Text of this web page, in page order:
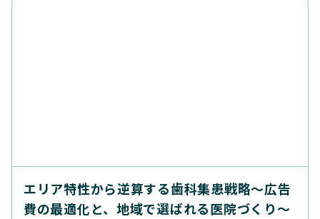
エリア特性から逆算する歯科集患戦略〜広告
費の最適化と、地域で選ばれる医院づくり〜